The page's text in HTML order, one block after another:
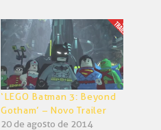
‘LEGO Batman 3: Beyond
Gotham’ – Novo Trailer
20 de agosto de 2014